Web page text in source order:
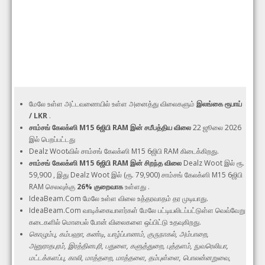
மேலே உள்ள அட்டவணையில் உள்ள அனைத்து விலைகளும்இலங்கை ரூபாய்
/ LKR .
சாம்சங் கேலக்ஸி M15 6ஜிபி RAM இன் சமீபத்திய விலை22 ஜூலை 2026
இல் பெறப்பட்டது
Dealz Wootவில் சாம்சங் கேலக்ஸி M15 6ஜிபி RAM கிடைக்கிறது.
சாம்சங் கேலக்ஸி M15 6ஜிபி RAM இன் சிறந்த விலை Dealz Woot இல் ரூ.
59,900 , இது Dealz Woot இல் (ரூ. 79,900) சாம்சங் கேலக்ஸி M15 6ஜிபி
RAM செலவுக்கு 26% குறைவாகஉள்ளது .
IdeaBeam.Com மேலே உள்ள விலை உத்தரவாதம் தர முடியாது.
IdeaBeam.Com வாடிக்கையாளர்கள் மேலே பட்டியலிடப்பட்டுள்ள வெவ்வேறு
கடைகளில் மொபைல் போன் விலைகளை ஒப்பிட்டு உதவுகிறது.
கொழும்பு, கம்பஹா, கண்டி, யாழ்ப்பாணம், குருநாகல், அம்பாறை,
அனுராதபுரம், இரத்தினபுரி, பதுளை, களுத்துறை, புத்தளம், நுவரெலியா,
மட்டக்களப்பு, காலி, மாத்தறை, மாத்தளை, தம்புள்ளை, பொலன்னறுவை,